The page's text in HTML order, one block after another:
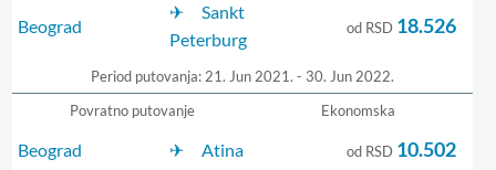
Beograd
Sankt
Peterburg
Period putovanja: 21. Jun 2021. - 30. Jun 2022.
od RSD 18.526
Povratno putovanje
Beograd Atina
Ekonomska
od RSD 10.502